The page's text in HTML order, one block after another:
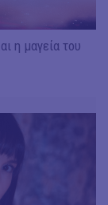
η μαγεία του